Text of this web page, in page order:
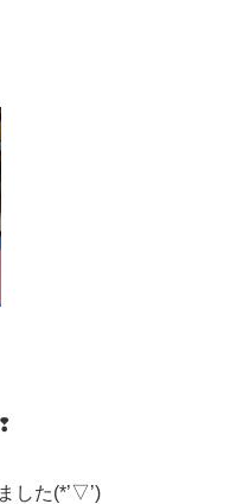
した(*’▽’)